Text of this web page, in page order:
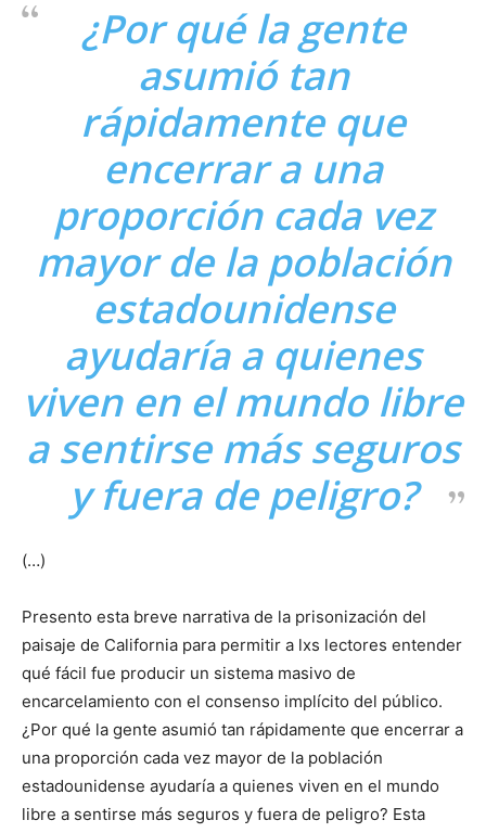
¿Por qué la gente
asumió tan
rápidamente que
encerrar a una
proporción cada vez
mayor de la población
estadounidense
ayudaría a quienes
viven en el mundo libre
a sentirse más seguros
y fuera de peligro?
(…)
Presento esta breve narrativa de la prisonización del
paisaje de California para permitir a lxs lectores entender
qué fácil fue producir un sistema masivo de
encarcelamiento con el consenso implícito del público.
¿Por qué la gente asumió tan rápidamente que encerrar a
una proporción cada vez mayor de la población
estadounidense ayudaría a quienes viven en el mundo
libre a sentirse más seguros y fuera de peligro? Esta